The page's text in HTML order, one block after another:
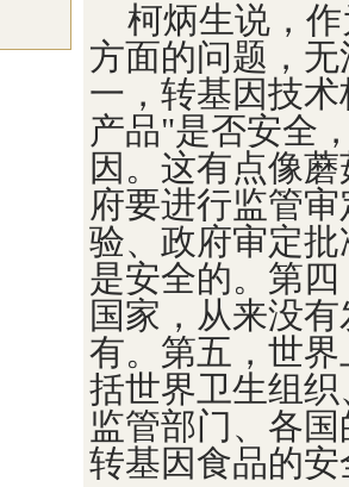
柯炳生说，作
方面的问题，
一，转基因技
产品"是否安全
因。这有点像
府要进行监管
验、政府审定
是安全的。第
国家，从来没
有。第五，世
括世界卫生组
监管部门、各
转基因食品的